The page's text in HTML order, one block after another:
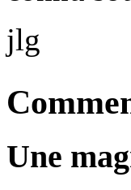
jlg
Une